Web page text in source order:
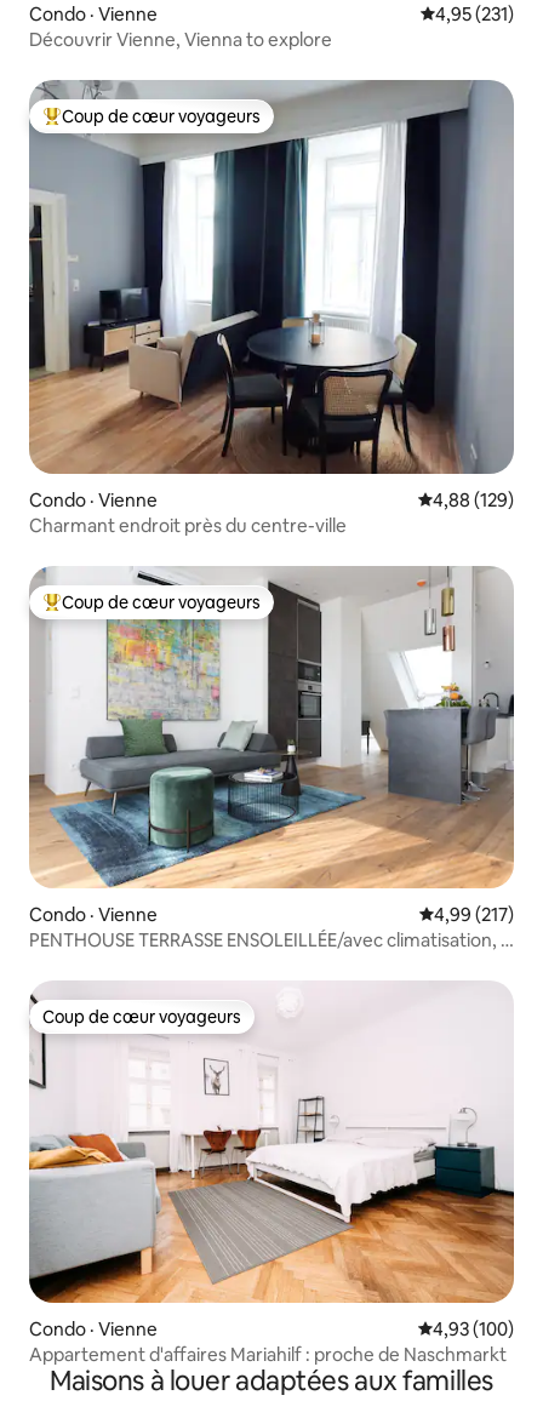
Condo · Vienne Note
4,95 (231)
Découvrir Vienne, Vienna to explore
Coup de cœur voyageurs parmi les plus aimés
Coup de cœur voyageurs
Condo · Vienne Note
4,88 (129)
Charmant endroit près du centre-ville
Coup de cœur voyageurs parmi les plus aimés
Coup de cœur voyageurs
Condo · Vienne Note
4,99 (217)
PENTHOUSE TERRASSE ENSOLEILLÉE/avec climatisation, à
Coup de cœur voyageurs
Coup de cœur voyageurs
Condo · Vienne Note
4,93 (100)
Appartement d'affaires Mariahilf : proche de Naschmarkt
Maisons à louer adaptées aux familles